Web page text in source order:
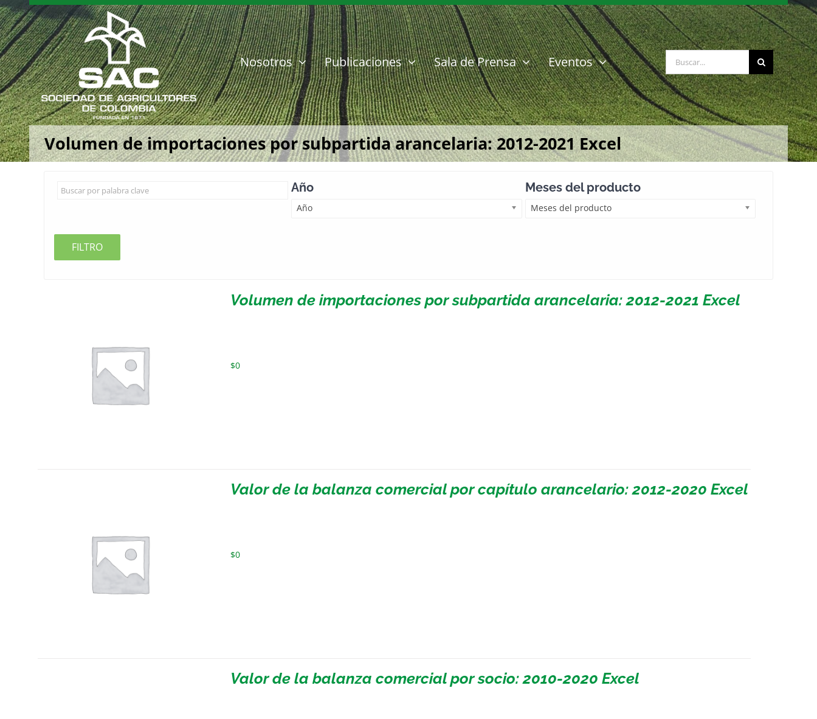
Saltar
al
contenido
Nosotros Publicaciones Sala de Prensa Eventos Buscar:
Volumen de importaciones por subpartida arancelaria: 2012-2021 Excel
Año
Año
Meses del producto
Meses del producto
FILTRO
Volumen de importaciones por subpartida arancelaria: 2012-2021 Excel
$0
Valor de la balanza comercial por capítulo arancelario: 2012-2020 Excel
$0
Valor de la balanza comercial por socio: 2010-2020 Excel